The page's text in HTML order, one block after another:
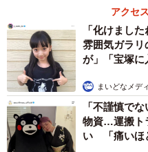
アクセ
「化けまし
雰囲気ガラ
が」「宝塚に
まいどなメデ
「不謹慎で
物資…運搬ト
い 「痛いほ